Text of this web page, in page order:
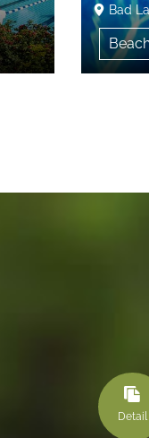
Bad
Detail